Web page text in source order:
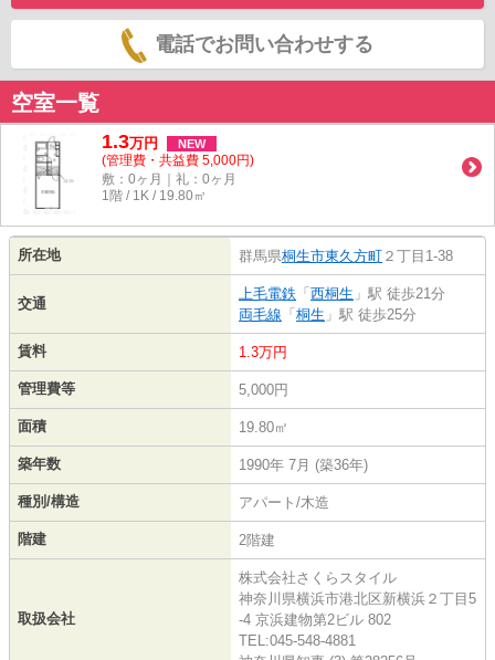
電話でお問い合わせする
空室一覧
1.3万円 NEW
(管理費・共益費 5,000円)
敷：0ヶ月｜礼：0ヶ月
1階 / 1K / 19.80㎡
所在地 群馬県桐生市東久方町 ２丁目1-38
交通
上毛電鉄 「 西桐生 」駅 徒歩21分
両毛線 「 桐生 」駅 徒歩25分
賃料 1.3万円
管理費等 5,000円
面積 19.80㎡
築年数 1990年 7月 (築36年)
種別/構造 アパート/木造
階建 2階建
取扱会社
株式会社さくらスタイル
神奈川県横浜市港北区新横浜２丁目5
-4 京浜建物第2ビル 802
TEL:045-548-4881